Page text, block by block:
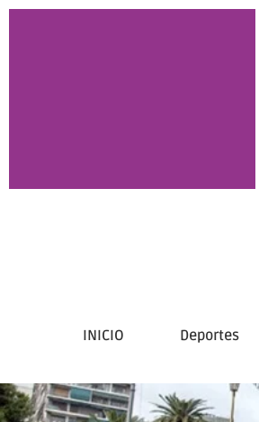
INICIO Deportes